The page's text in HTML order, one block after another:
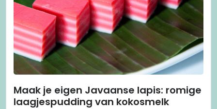
Maak je eigen Javaanse lapis: romige
laagjespudding van kokosmelk